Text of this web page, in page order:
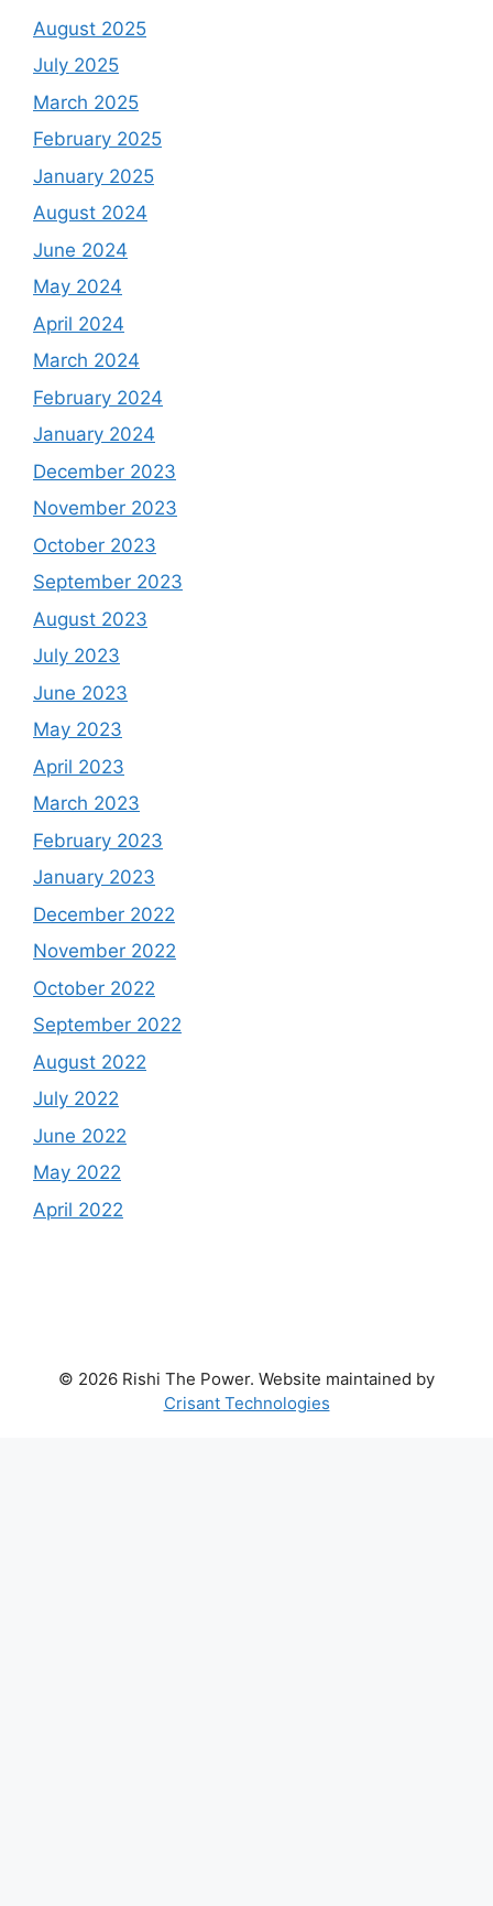
August 2025
July 2025
March 2025
February 2025
January 2025
August 2024
June 2024
May 2024
April 2024
March 2024
February 2024
January 2024
December 2023
November 2023
October 2023
September 2023
August 2023
July 2023
June 2023
May 2023
April 2023
March 2023
February 2023
January 2023
December 2022
November 2022
October 2022
September 2022
August 2022
July 2022
June 2022
May 2022
April 2022
© 2026 Rishi The Power. Website maintained by
Crisant Technologies